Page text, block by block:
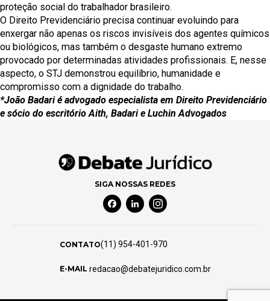
proteção social do trabalhador brasileiro.
O Direito Previdenciário precisa continuar evoluindo para
enxergar não apenas os riscos invisíveis dos agentes químicos
ou biológicos, mas também o desgaste humano extremo
provocado por determinadas atividades profissionais. E, nesse
aspecto, o STJ demonstrou equilíbrio, humanidade e
compromisso com a dignidade do trabalho.
*João Badari é advogado especialista em Direito Previdenciário
e sócio do escritório Aith, Badari e Luchin Advogados
SIGA NOSSAS REDES
Facebook Social Media
Linkedin Social Media
Instagram Social Media
CONTATO(11) 954-401-970
E-MAIL redacao@debatejuridico.com.br